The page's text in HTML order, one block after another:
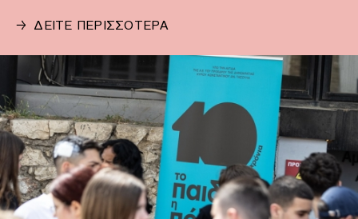
→ ΔΕΙΤΕ ΠΕΡΙΣΣΟΤΕΡΑ